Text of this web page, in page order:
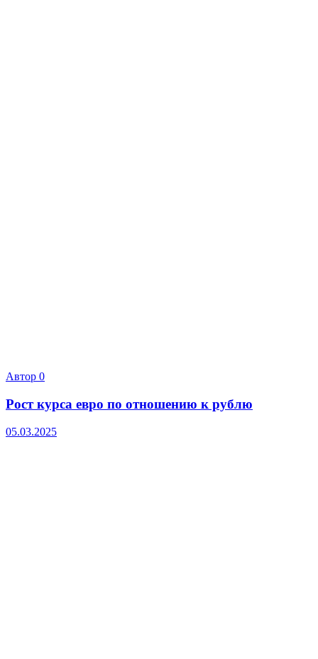
Автор 0
Рост курса евро по отношению к рублю
05.03.2025